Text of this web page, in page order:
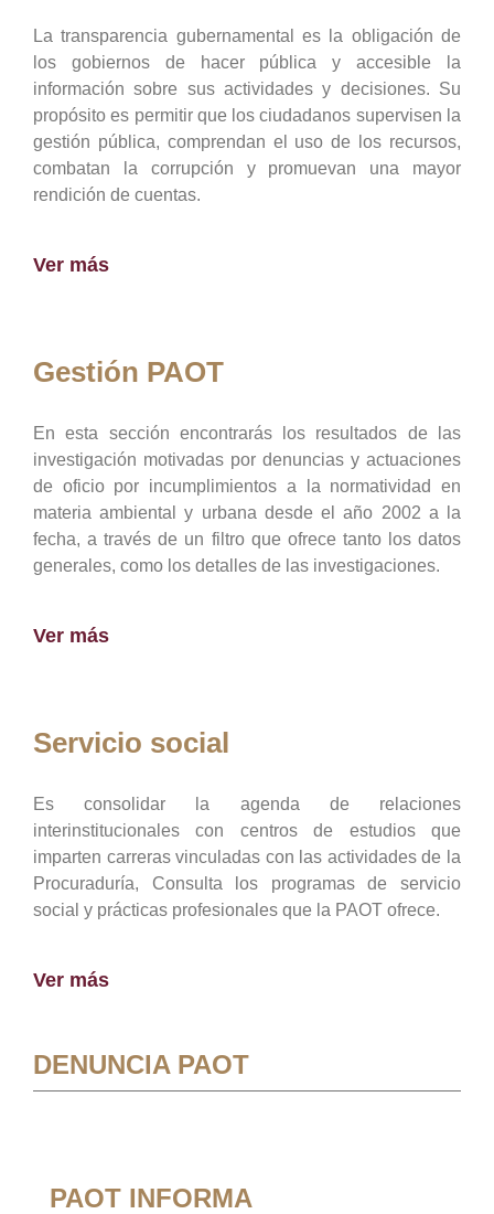
La transparencia gubernamental es la obligación de
los gobiernos de hacer pública y accesible la
información sobre sus actividades y decisiones. Su
propósito es permitir que los ciudadanos supervisen la
gestión pública, comprendan el uso de los recursos,
combatan la corrupción y promuevan una mayor
rendición de cuentas.
Ver más
Gestión PAOT
En esta sección encontrarás los resultados de las
investigación motivadas por denuncias y actuaciones
de oficio por incumplimientos a la normatividad en
materia ambiental y urbana desde el año 2002 a la
fecha, a través de un filtro que ofrece tanto los datos
generales, como los detalles de las investigaciones.
Ver más
Servicio social
Es consolidar la agenda de relaciones
interinstitucionales con centros de estudios que
imparten carreras vinculadas con las actividades de la
Procuraduría, Consulta los programas de servicio
social y prácticas profesionales que la PAOT ofrece.
Ver más
DENUNCIA PAOT
PAOT INFORMA